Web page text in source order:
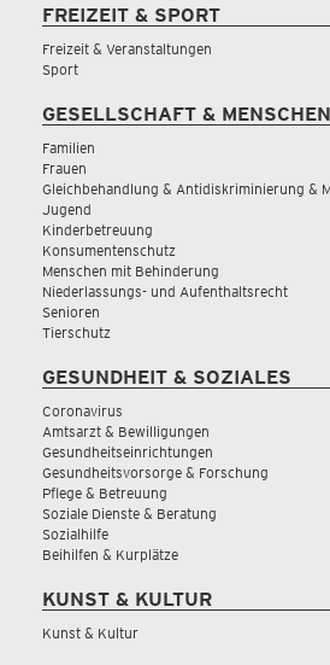
FREIZEIT & SPORT
Freizeit & Veranstaltungen
Sport
GESELLSCHAFT & MENSCHEN
Familien
Frauen
Gleichbehandlung & Antidiskriminierung &
Jugend
Kinderbetreuung
Konsumentenschutz
Menschen mit Behinderung
Niederlassungs- und Aufenthaltsrecht
Senioren
Tierschutz
GESUNDHEIT & SOZIALES
Coronavirus
Amtsarzt & Bewilligungen
Gesundheitseinrichtungen
Gesundheitsvorsorge & Forschung
Pflege & Betreuung
Soziale Dienste & Beratung
Sozialhilfe
Beihilfen & Kurplätze
KUNST & KULTUR
Kunst & Kultur